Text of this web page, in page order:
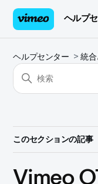
ヘルプ
ヘルプセンター 統
このセクションの記事